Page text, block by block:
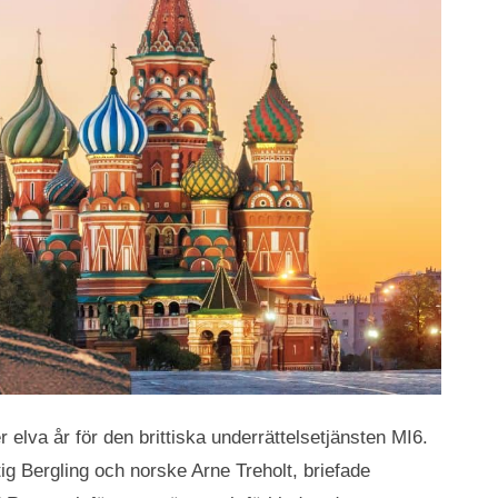
elva år för den brittiska underrättelsetjänsten MI6.
Bergling och norske Arne Treholt, briefade